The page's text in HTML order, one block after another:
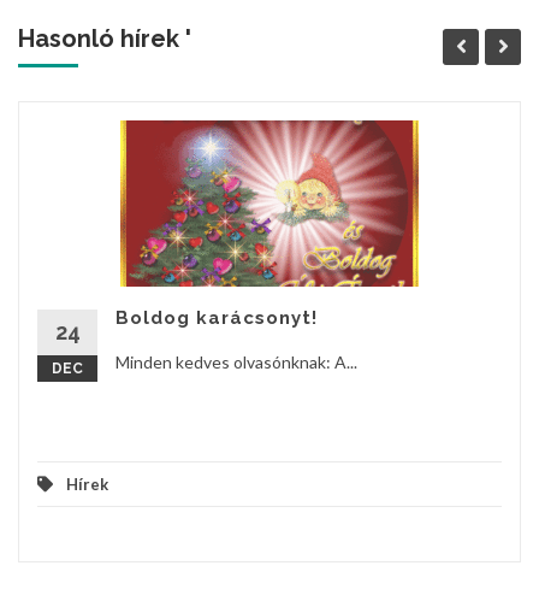
Hasonló hírek '
24
DEC
Boldog karácsonyt!
Minden kedves olvasónknak: A...
Hírek